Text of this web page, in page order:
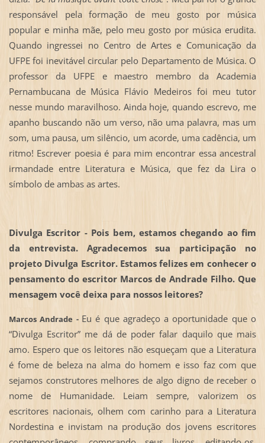
responsável pela formação de meu gosto por música
popular e minha mãe, pelo meu gosto por música erudita.
Quando ingressei no Centro de Artes e Comunicação da
UFPE foi inevitável circular pelo Departamento de Música. O
professor da UFPE e maestro membro da Academia
Pernambucana de Música Flávio Medeiros foi meu tutor
nesse mundo maravilhoso. Ainda hoje, quando escrevo, me
apanho buscando não um verso, não uma palavra, mas um
som, uma pausa, um silêncio, um acorde, uma cadência, um
ritmo! Escrever poesia é para mim encontrar essa ancestral
irmandade entre Literatura e Música, que fez da Lira o
símbolo de ambas as artes.
Divulga Escritor - Pois bem, estamos chegando ao fim
da entrevista. Agradecemos sua participação no
projeto Divulga Escritor. Estamos felizes em conhecer o
pensamento do escritor Marcos de Andrade Filho. Que
mensagem você deixa para nossos leitores?
Marcos Andrade - Eu é que agradeço a oportunidade que o
“Divulga Escritor” me dá de poder falar daquilo que mais
amo. Espero que os leitores não esqueçam que a Literatura
é fome de beleza na alma do homem e isso faz com que
sejamos construtores melhores de algo digno de receber o
nome de Humanidade. Leiam sempre, valorizem os
escritores nacionais, olhem com carinho para a Literatura
Nordestina e invistam na produção dos jovens escritores